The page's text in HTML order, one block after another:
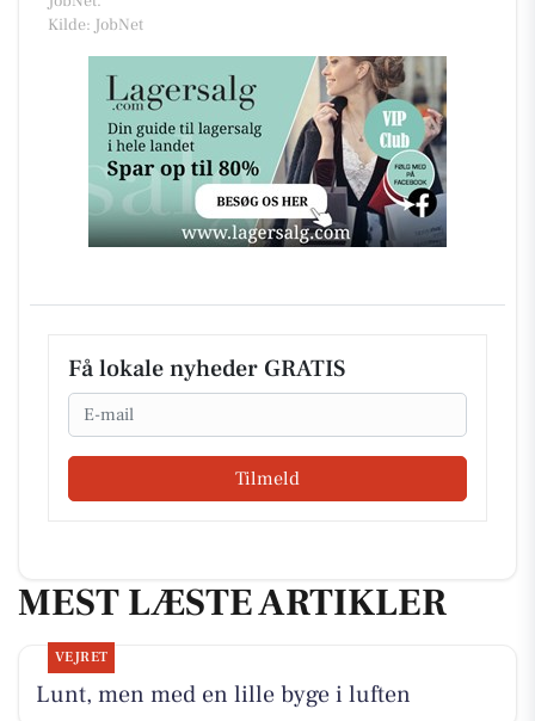
Kilde: JobNet
Få lokale nyheder GRATIS
Email
Tilmeld
MEST LÆSTE ARTIKLER
VEJRET
Lunt, men med en lille byge i luften